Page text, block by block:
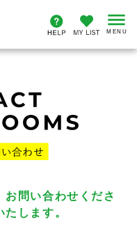
問い合わせくださ
します。